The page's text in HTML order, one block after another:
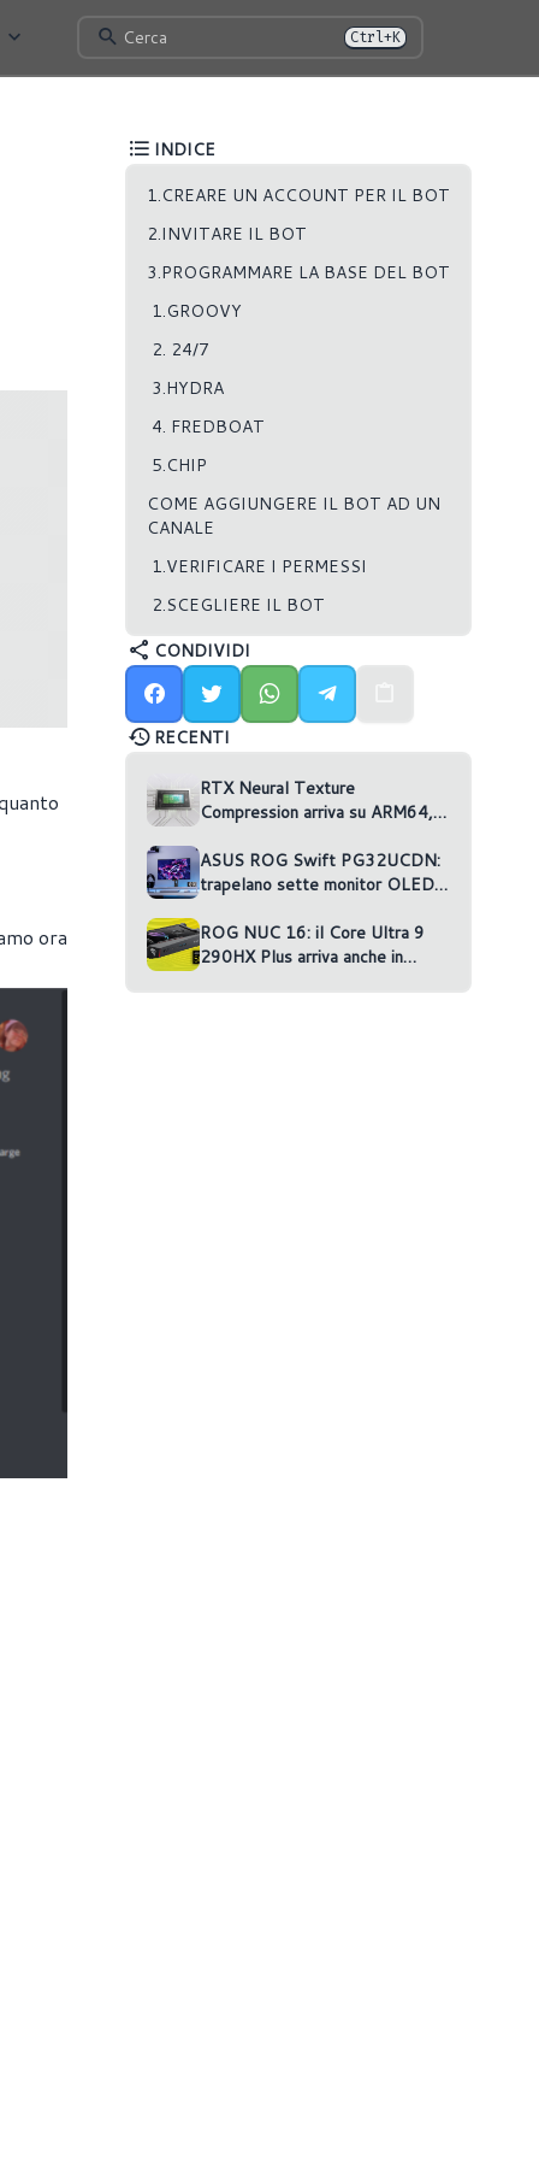
Cerca Ctrl+K
ora
INDICE
1.CREARE UN ACCOUNT PER IL BOT
2.INVITARE IL BOT
3.PROGRAMMARE LA BASE DEL BOT
1.GROOVY
2. 24/7
3.HYDRA
4. FREDBOAT
5.CHIP
COME AGGIUNGERE IL BOT AD UN
CANALE
1.VERIFICARE I PERMESSI
2.SCEGLIERE IL BOT
CONDIVIDI
RECENTI
RTX Neural Texture
Compression arriva su ARM64,
ASUS ROG Swift PG32UCDN:
trapelano sette monitor OLED
ROG NUC 16: il Core Ultra 9
290HX Plus arriva anche in